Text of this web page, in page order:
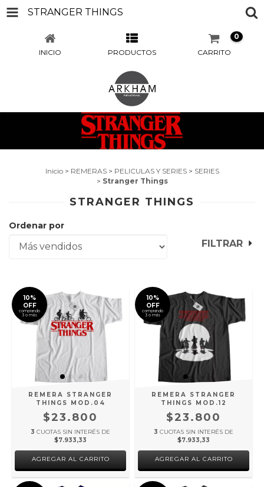
STRANGER THINGS
INICIO PRODUCTOS CARRITO
0
Inicio > REMERAS > PELICULAS Y SERIES > SERIES
> Stranger Things
STRANGER THINGS
Ordenar por
FILTRAR
10%
OFF
comprando
3 o más
REMERA STRANGER
THINGS MOD.04
$23.800
3 CUOTAS SIN INTERÉS DE
$7.933,33
AGREGAR AL CARRITO
10%
OFF
comprando
3 o más
REMERA STRANGER
THINGS MOD.12
$23.800
3 CUOTAS SIN INTERÉS DE
$7.933,33
AGREGAR AL CARRITO